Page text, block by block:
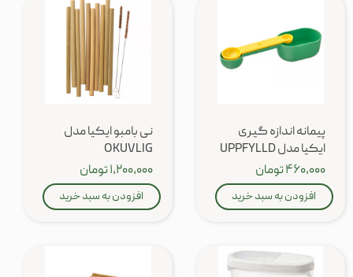
پیمانه اندازه گیری
ایکیا مدل UPPFYLLD
۴۶۰,۰۰۰ تومان
افزودن به سبد خرید
نی بامبو ایکیا مدل
OKUVLIG
۱,۲۰۰,۰۰۰ تومان
افزودن به سبد خرید